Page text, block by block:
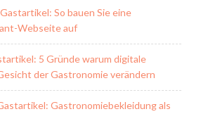
Gastartikel: So bauen Sie eine
Webseite auf
5 Gründe warum digitale
der Gastronomie verändern
Gastronomiebekleidung als